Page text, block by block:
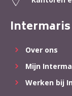
Intermaris
Over ons
Mijn
Werken bij